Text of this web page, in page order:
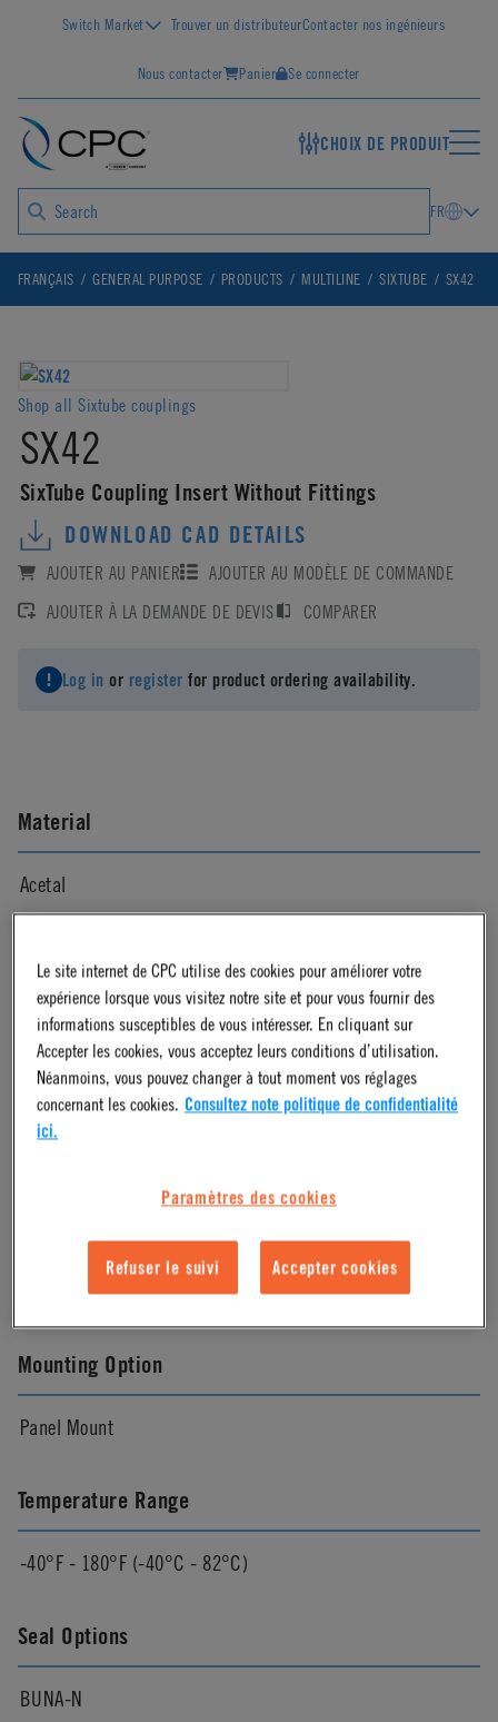
Switch Market Trouver un distributeurContacter nos ingénieurs
Nous contacter Panier Se connecter
CHOIX DE PRODUIT
FR
FRANÇAIS GENERAL PURPOSE PRODUCTS MULTILINE SIXTUBE SX42
Shop all Sixtube couplings
SX42
SixTube Coupling Insert Without Fittings
DOWNLOAD CAD DETAILS
AJOUTER AU PANIER
AJOUTER AU MODÈLE DE COMMANDE
AJOUTER À LA DEMANDE DE DEVIS
COMPARER
Log in or register for product ordering availability.
Material
Acetal
Material Finish
Natural
Pressure Range
Mounting Option
Panel Mount
Temperature Range
-40°F - 180°F (-40°C - 82°C)
Seal Options
BUNA-N
Le site internet de CPC utilise des cookies pour améliorer votre
expérience lorsque vous visitez notre site et pour vous fournir des
informations susceptibles de vous intéresser. En cliquant sur
Accepter les cookies, vous acceptez leurs conditions d’utilisation.
Néanmoins, vous pouvez changer à tout moment vos réglages
concernant les cookies. Consultez note politique de confidentialité
ici.
Paramètres des cookies
Refuser le suivi Accepter cookies